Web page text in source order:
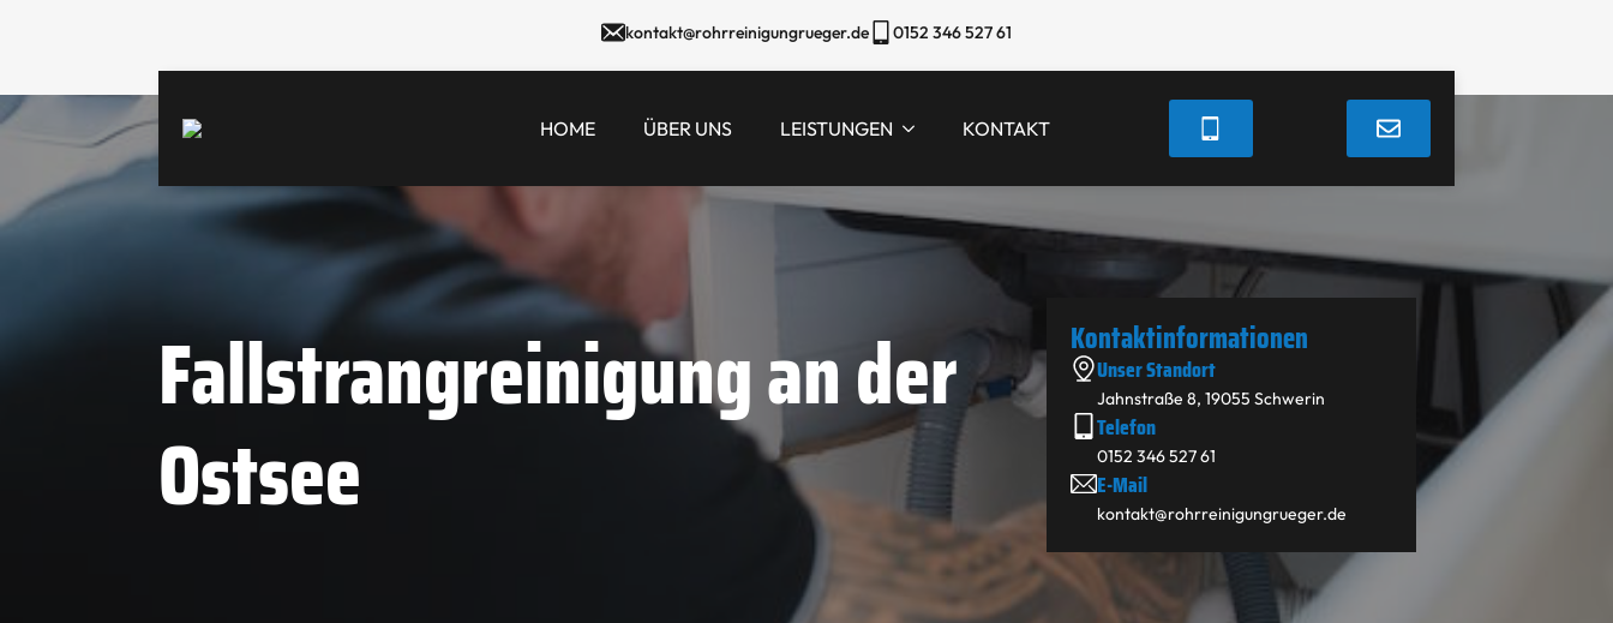
kontakt@rohrreinigungrueger.de 0152 346 527 61
HOME ÜBER UNS LEISTUNGEN KONTAKT
Fallstrangreinigung an der
Ostsee
Kontakt­informationen
Unser Standort
Jahnstraße 8, 19055 Schwerin
Telefon
0152 346 527 61
E-Mail
kontakt@rohrreinigungrueger.de